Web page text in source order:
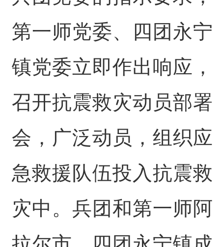
第一师党委、四团永宁
镇党委立即作出响应，
召开抗震救灾动员部署
会，广泛动员，组织应
急救援队伍投入抗震救
灾中。兵团和第一师阿